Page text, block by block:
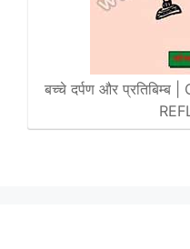
बच्चे दर्पण और प्रतिबिम्ब